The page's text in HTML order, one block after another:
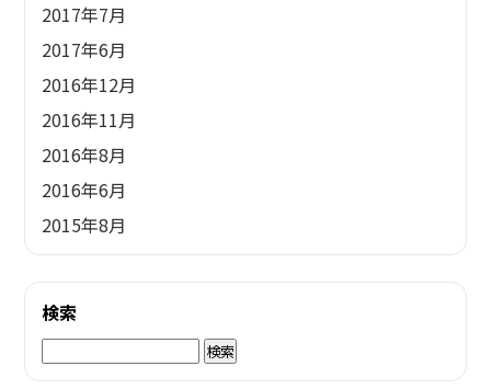
2017年7月
2017年6月
2016年12月
2016年11月
2016年8月
2016年6月
2015年8月
検索
検
索: